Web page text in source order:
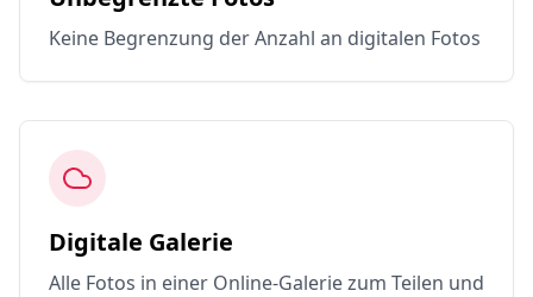
Keine Begrenzung der Anzahl an digitalen Fotos
Digitale Galerie
Alle Fotos in einer Online-Galerie zum Teilen und